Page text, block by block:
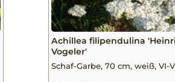
Achillea filipendulina
Vogeler'
Schaf-Garbe, 70 cm, weiß, VI-